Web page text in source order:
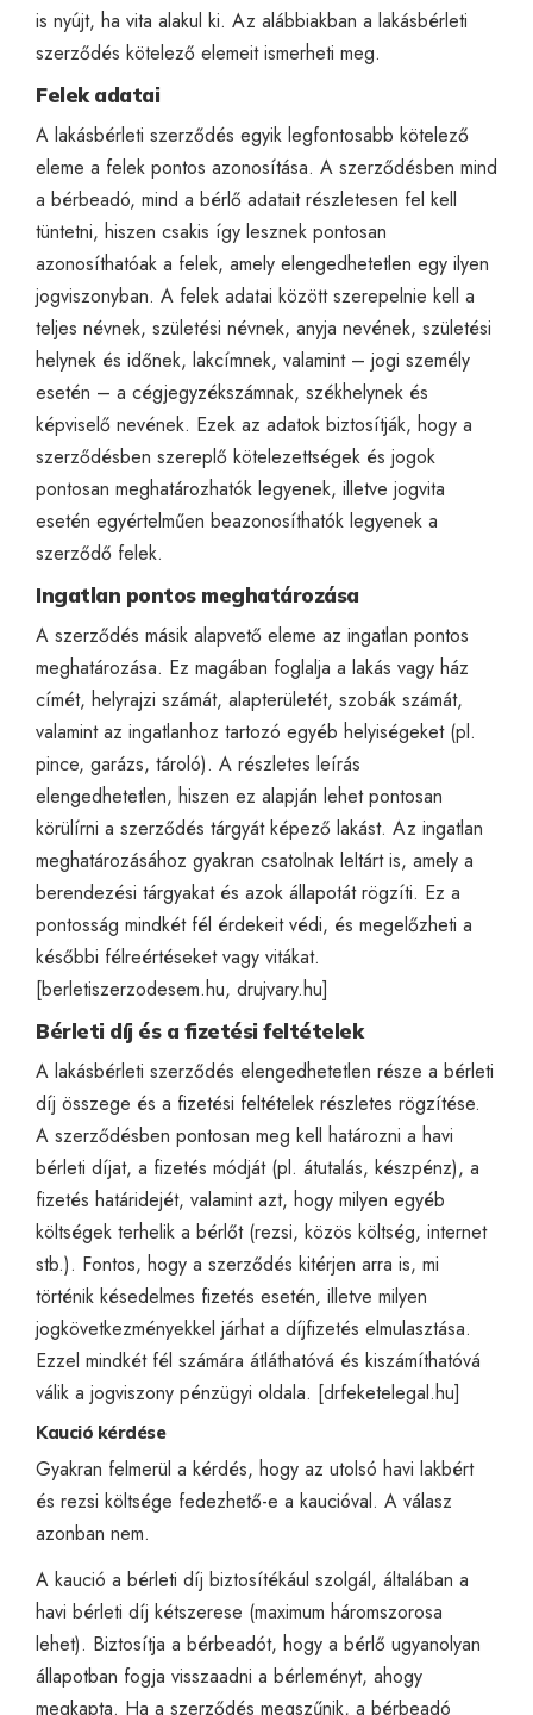
is nyújt, ha vita alakul ki. Az alábbiakban a lakásbérleti
szerződés kötelező elemeit ismerheti meg.
Felek adatai
A lakásbérleti szerződés egyik legfontosabb kötelező
eleme a felek pontos azonosítása. A szerződésben mind
a bérbeadó, mind a bérlő adatait részletesen fel kell
tüntetni, hiszen csakis így lesznek pontosan
azonosíthatóak a felek, amely elengedhetetlen egy ilyen
jogviszonyban. A felek adatai között szerepelnie kell a
teljes névnek, születési névnek, anyja nevének, születési
helynek és időnek, lakcímnek, valamint – jogi személy
esetén – a cégjegyzékszámnak, székhelynek és
képviselő nevének. Ezek az adatok biztosítják, hogy a
szerződésben szereplő kötelezettségek és jogok
pontosan meghatározhatók legyenek, illetve jogvita
esetén egyértelműen beazonosíthatók legyenek a
szerződő felek.
Ingatlan pontos meghatározása
A szerződés másik alapvető eleme az ingatlan pontos
meghatározása. Ez magában foglalja a lakás vagy ház
címét, helyrajzi számát, alapterületét, szobák számát,
valamint az ingatlanhoz tartozó egyéb helyiségeket (pl.
pince, garázs, tároló). A részletes leírás
elengedhetetlen, hiszen ez alapján lehet pontosan
körülírni a szerződés tárgyát képező lakást. Az ingatlan
meghatározásához gyakran csatolnak leltárt is, amely a
berendezési tárgyakat és azok állapotát rögzíti. Ez a
pontosság mindkét fél érdekeit védi, és megelőzheti a
későbbi félreértéseket vagy vitákat.
[berletiszerzodesem.hu, drujvary.hu]
Bérleti díj és a fizetési feltételek
A lakásbérleti szerződés elengedhetetlen része a bérleti
díj összege és a fizetési feltételek részletes rögzítése.
A szerződésben pontosan meg kell határozni a havi
bérleti díjat, a fizetés módját (pl. átutalás, készpénz), a
fizetés határidejét, valamint azt, hogy milyen egyéb
költségek terhelik a bérlőt (rezsi, közös költség, internet
stb.). Fontos, hogy a szerződés kitérjen arra is, mi
történik késedelmes fizetés esetén, illetve milyen
jogkövetkezményekkel járhat a díjfizetés elmulasztása.
Ezzel mindkét fél számára átláthatóvá és kiszámíthatóvá
válik a jogviszony pénzügyi oldala. [drfeketelegal.hu]
Kaució kérdése
Gyakran felmerül a kérdés, hogy az utolsó havi lakbért
és rezsi költsége fedezhető-e a kaucióval. A válasz
azonban nem.
A kaució a bérleti díj biztosítékául szolgál, általában a
havi bérleti díj kétszerese (maximum háromszorosa
lehet). Biztosítja a bérbeadót, hogy a bérlő ugyanolyan
állapotban fogja visszaadni a bérleményt, ahogy
megkapta. Ha a szerződés megszűnik, a bérbeadó